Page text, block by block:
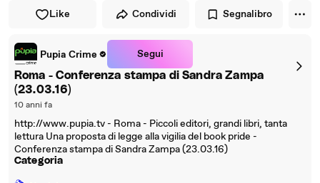
Like Condividi Segnalibro
Pupia Crime Segui
Roma - Conferenza stampa di Sandra Zampa
(23.03.16)
10 anni fa
http://www.pupia.tv - Roma - Piccoli editori, grandi libri, tanta
lettura Una proposta di legge alla vigilia del book pride -
Conferenza stampa di Sandra Zampa (23.03.16)
Categoria